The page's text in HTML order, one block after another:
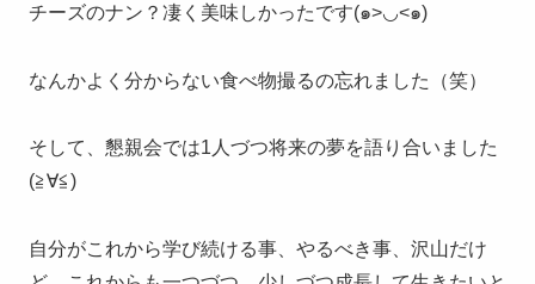
チーズのナン？凄く美味しかったです(๑>◡<๑)
なんかよく分からない食べ物撮るの忘れました（笑）
そして、懇親会では1人づつ将来の夢を語り合いました
(≧∀≦)
自分がこれから学び続ける事、やるべき事、沢山だけ